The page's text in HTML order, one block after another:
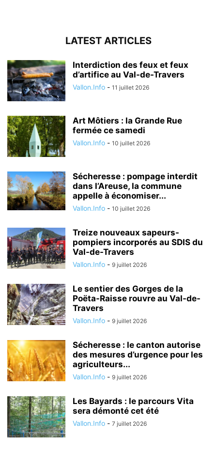
LATEST ARTICLES
Interdiction des feux et feux
d’artifice au Val-de-Travers
Vallon.Info - 11 juillet 2026
Art Môtiers : la Grande Rue
fermée ce samedi
Vallon.Info - 10 juillet 2026
Sécheresse : pompage interdit
dans l’Areuse, la commune
appelle à économiser...
Vallon.Info - 10 juillet 2026
Treize nouveaux sapeurs-
pompiers incorporés au SDIS du
Val-de-Travers
Vallon.Info - 9 juillet 2026
Le sentier des Gorges de la
Poëta-Raisse rouvre au Val-de-
Travers
Vallon.Info - 9 juillet 2026
Sécheresse : le canton autorise
des mesures d’urgence pour les
agriculteurs...
Vallon.Info - 9 juillet 2026
Les Bayards : le parcours Vita
sera démonté cet été
Vallon.Info - 7 juillet 2026